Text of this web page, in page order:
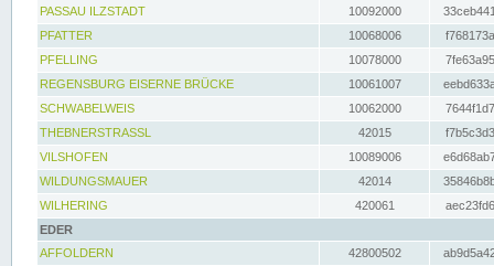
PASSAU ILZSTADT
10092000
PFATTER
10068006
PFELLING
10078000
REGENSBURG EISERNE BRÜCKE
10061007
SCHWABELWEIS
10062000
THEBNERSTRASSL
42015
VILSHOFEN
10089006
WILDUNGSMAUER
42014
WILHERING
420061
EDER
AFFOLDERN
42800502